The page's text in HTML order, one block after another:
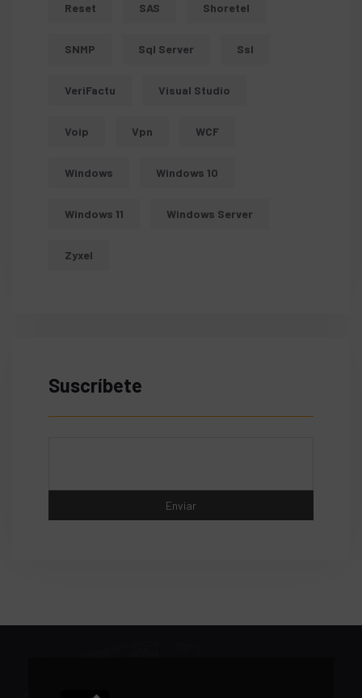
Reset SAS Shoretel
SNMP Sql Server Ssl
VeriFactu Visual Studio
Voip Vpn WCF
Windows Windows 10
Windows 11 Windows Server
Zyxel
Suscríbete